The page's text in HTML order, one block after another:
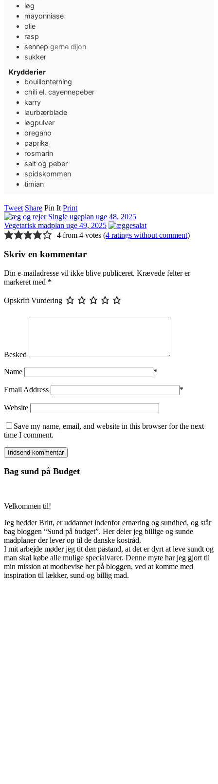
løg
mayonniase
olie
rasp
sennep gerne dijon
sukker
Krydderier
bouillonterning
chili el. cayennepeber
karry
laurbærblade
løgpulver
oregano
paprika
rosmarin
salt og peber
spidskommen
timian
Tweet Share Pin It Print
Single ugeplan uge 48, 2025
Vegetarisk madplan uge 49, 2025
4 from 4 votes (4 ratings without comment)
Skriv en kommentar
Din e-mailadresse vil ikke blive publiceret. Krævede felter er
markeret med *
Opskrift Vurdering
Besked
Name *
Email Address *
Website
Save my name, email, and website in this browser for the next
time I comment.
Bag sund på Budget
Velkommen til!
Jeg hedder Britt, er uddannet indenfor ernæring og sundhed, og står
bag bloggen “Sund på budget”. Her deler jeg billige og sunde
madplaner der lever op til de danske kostråd.
I mit arbejde møder jeg tit den påstand, at det er dyrt at leve sundt og
man skal købe alle mulige specialvarer. Denne myte har jeg gjort til
min mission at modbevise her på bloggen, ved at komme med
inspiration til lækker, sund og billig mad.